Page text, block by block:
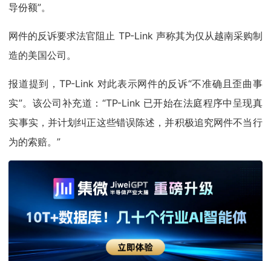
导份额”。
网件的反诉要求法官阻止 TP-Link 声称其为仅从越南采购制
造的美国公司。
报道提到，TP-Link 对此表示网件的反诉“不准确且歪曲事
实”。该公司补充道：“TP-Link 已开始在法庭程序中呈现真
实事实，并计划纠正这些错误陈述，并积极追究网件不当行
为的索赔。”